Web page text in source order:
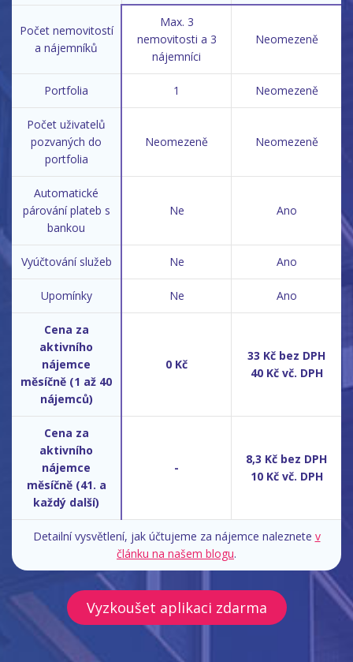
Počet nemovitostí
a nájemníků
Max. 3
nemovitosti a 3
nájemníci
Neomezeně
Portfolia 1 Neomezeně
Počet uživatelů
pozvaných do
portfolia
Neomezeně Neomezeně
Automatické
párování plateb s
bankou
Ne Ano
Vyúčtování služeb Ne Ano
Upomínky Ne Ano
Cena za
aktivního
nájemce
měsíčně (1 až 40
nájemců)
0 Kč
33 Kč bez DPH
40 Kč vč. DPH
Cena za
aktivního
nájemce
měsíčně (41. a
každý další)
-
8,3 Kč bez DPH
10 Kč vč. DPH
Detailní vysvětlení, jak účtujeme za nájemce naleznete v
článku na našem blogu.
Vyzkoušet aplikaci zdarma